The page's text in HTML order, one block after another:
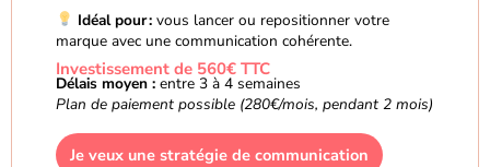
Idéal pour : vous lancer ou repositionner votre
marque avec une communication cohérente.
Investissement de 560€ TTC
Délais moyen : entre 3 à 4 semaines
Plan de paiement possible (280€/mois, pendant 2 mois)
Je veux une stratégie de communication